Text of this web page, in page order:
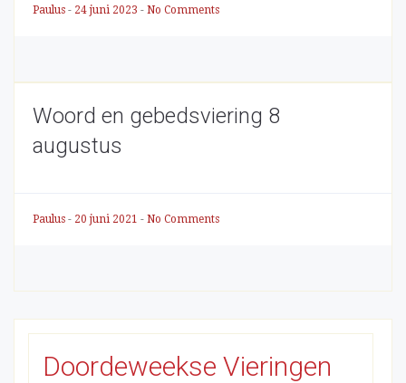
Paulus - 24 juni 2023 - No Comments
Woord en gebedsviering 8
augustus
Paulus - 20 juni 2021 - No Comments
Doordeweekse Vieringen